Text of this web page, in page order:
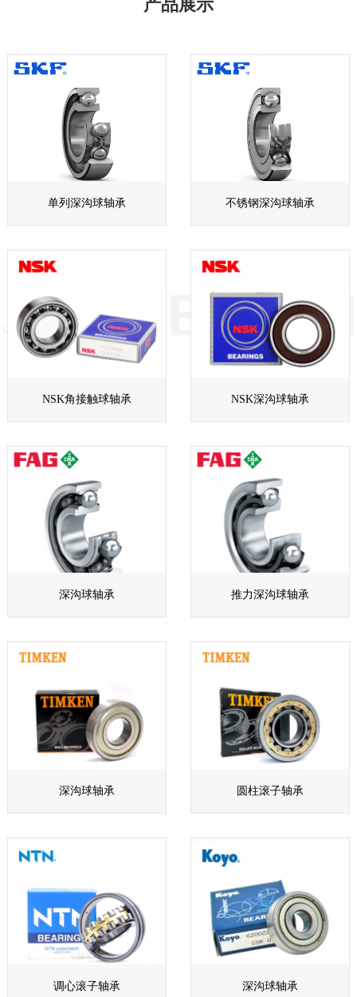
产品展示
单列深沟球轴承 不锈钢深沟球轴承
NSK角接触球轴承 NSK深沟球轴承
深沟球轴承 推力深沟球轴承
深沟球轴承 圆柱滚子轴承
调心滚子轴承 深沟球轴承